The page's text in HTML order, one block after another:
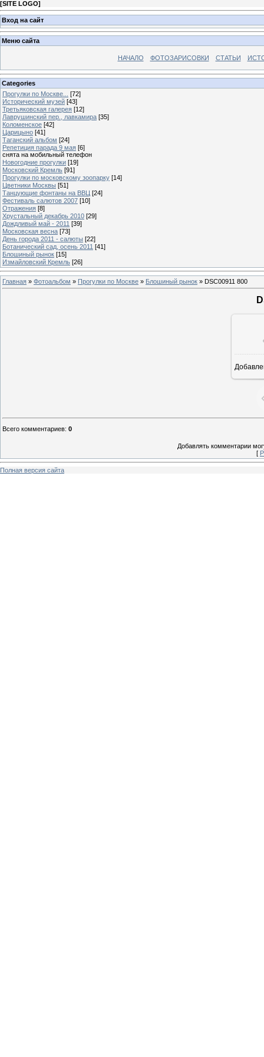
[SITE LOGO]
Вход на сайт
Меню сайта
НАЧАЛО ФОТОЗАРИСОВКИ СТАТЬИ
Categories
Прогулки по Москве...
[72]
Исторический музей [43]
Третьяковская галерея [12]
Лаврушинский пер., лавкамира [35]
Коломенское [42]
Царицыно [41]
Таганский альбом [24]
Репетиция парада 9 мая [6]
снята на мобильный телефон
Новогодние прогулки [19]
Московский Кремль [91]
Прогулки по московскому зоопарку [14]
Цветники Москвы [51]
Танцующие фонтаны на ВВЦ [24]
Фестиваль салютов 2007 [10]
Отражения [8]
Хрустальный декабрь 2010 [29]
Дождливый май - 2011 [39]
Московская весна [73]
День города 2011 - салюты [22]
Ботанический сад, осень 2011 [41]
Блошиный рынок [15]
Измайловский Кремль [26]
Главная » Фотоальбом » Прогулки по Москве » Блошиный рынок » DSC00911 800
Всего комментариев: 0
Добавлять комментарии
[
Полная версия сайта